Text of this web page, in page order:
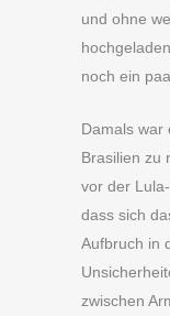
und ohne
noch ein
Damals war
Brasilien zu
vor der
dass sich
Aufbruch in
zwischen